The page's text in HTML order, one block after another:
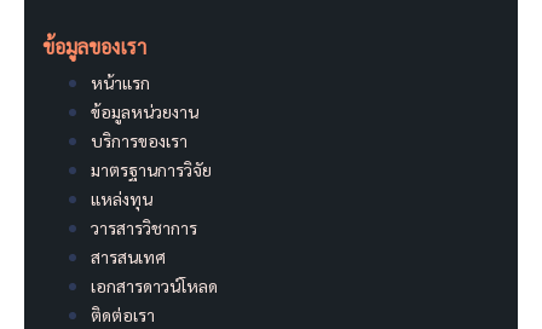
ข้อมูลของเรา
หน้าแรก
ข้อมูลหน่วยงาน
บริการของเรา
มาตรฐานการวิจัย
แหล่งทุน
วารสารวิชาการ
สารสนเทศ
เอกสารดาวน์โหลด
ติดต่อเรา